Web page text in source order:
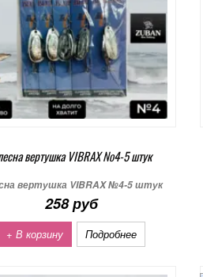
вертушка VIBRAX №4-5 штук
вертушка VIBRAX №4-5 штук
258 руб
+ В корзину Подробнее